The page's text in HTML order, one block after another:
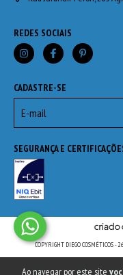
Ao navegar por este site
REDES SOCIAIS
CADASTRE-SE
SEGURANÇA E
COPYRIGHT DIEGO COSMÉTICOS